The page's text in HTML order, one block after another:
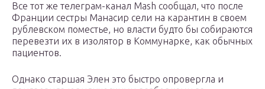
Все тот же телеграм-канал Mash сообщал, что после
Франции сестры Манасир сели на карантин в своем
рублевском поместье, но власти будто бы собираются
перевезти их в изолятор в Коммунарке, как обычных
пациентов.
Однако старшая Элен это быстро опровергла и